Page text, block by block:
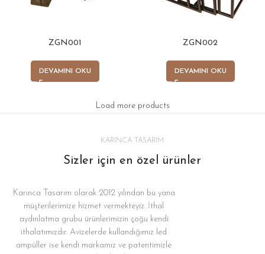
ZGN001
DEVAMINI OKU
ZGN002
DEVAMINI OKU
Load more products
KARINCA TASARIM
Sizler için en özel ürünler
Karınca Tasarım olarak 2012 yılından bu yana
müşterilerimize hizmet vermekteyiz. İthal
aydınlatma grubu ürünlerimizin çoğu kendi
ithalatımızdır. Avizelerde kullandığımız led
ampüller ise kendi markamız ve patentimizle